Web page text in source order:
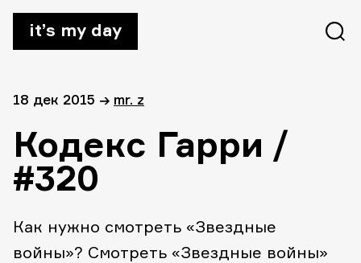
it’s my day
18 дек 2015 → mr. z
Кодекс Гарри /
#320
Как нужно смотреть «Звездные
войны»? Смотреть «Звездные войны»